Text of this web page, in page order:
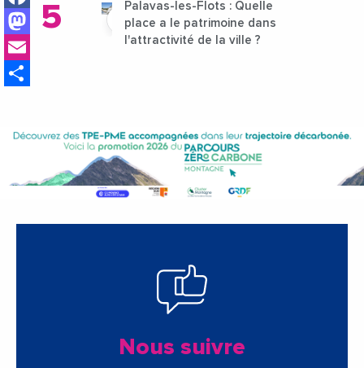
Mastodon
Palavas-les-Flots : Quelle
place a le patrimoine dans
l'attractivité de la ville ?
Nous suivre